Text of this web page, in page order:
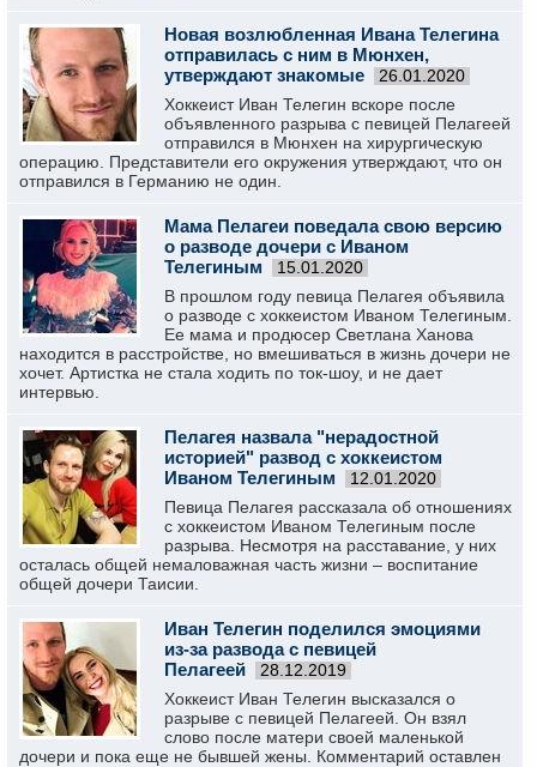
Новая возлюбленная Ивана Телегина
отправилась с ним в Мюнхен,
утверждают знакомые
26.01.2020
Хоккеист Иван Телегин вскоре после
объявленного разрыва с певицей Пелагеей
отправился в Мюнхен на хирургическую
операцию. Представители его окружения утверждают, что он
отправился в Германию не один.
Мама Пелагеи поведала свою версию
о разводе дочери с Иваном
Телегиным
15.01.2020
В прошлом году певица Пелагея объявила
о разводе с хоккеистом Иваном Телегиным.
Ее мама и продюсер Светлана Ханова
находится в расстройстве, но вмешиваться в жизнь дочери не
хочет. Артистка не стала ходить по ток-шоу, и не дает
интервью.
Пелагея назвала "нерадостной
историей" развод с хоккеистом
Иваном Телегиным
12.01.2020
Певица Пелагея рассказала об отношениях
с хоккеистом Иваном Телегиным после
разрыва. Несмотря на расставание, у них
осталась общей немаловажная часть жизни – воспитание
общей дочери Таисии.
Иван Телегин поделился эмоциями
из-за развода с певицей
Пелагеей
28.12.2019
Хоккеист Иван Телегин высказался о
разрыве с певицей Пелагеей. Он взял
слово после матери своей маленькой
дочери и пока еще не бывшей жены. Комментарий оставлен